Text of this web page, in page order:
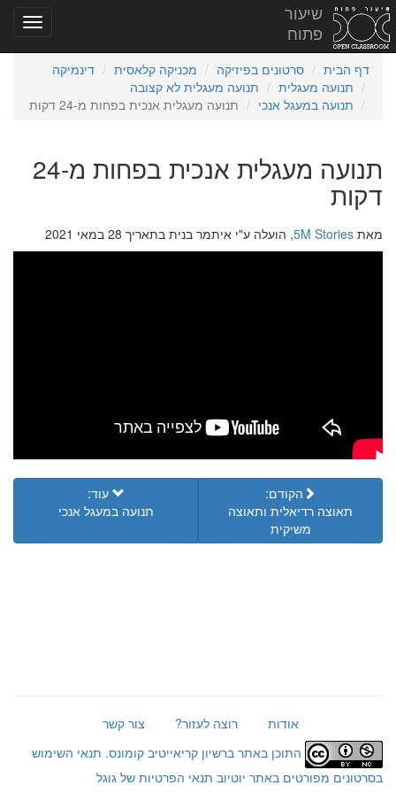
שיעור
פתוח
דף הבית סרטונים בפיזיקה מכניקה קלאסית
דינמיקה
תנועה מעגלית
תנועה מעגלית לא קצובה
תנועה במעגל אנכי
תנועה מעגלית אנכית בפחות מ-24 דקות
תנועה מעגלית אנכית בפחות מ-24
דקות
מאת 5M Stories, הועלה ע"י איתמר בנית בתאריך 28 במאי 2021
הקודם:
תאוצה רדיאלית ותאוצה
משיקית
עוד:
תנועה במעגל אנכי
אודות רוצה לעזור?
צור קשר
התוכן באתר ברשיון קריאייטיב קומונס. תנאי השימוש
בסרטונים מפורטים באתר יוטיוב תנאי הפרטיות של גוגל